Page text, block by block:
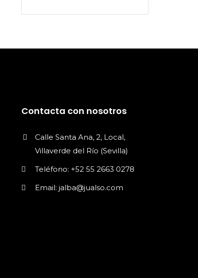
Contacta con nosotros
Calle Santa Ana, 2, Local,
Villaverde del Río (Sevilla)
Teléfono: +52 55 2663 0278
Email: jalba@jualso.com